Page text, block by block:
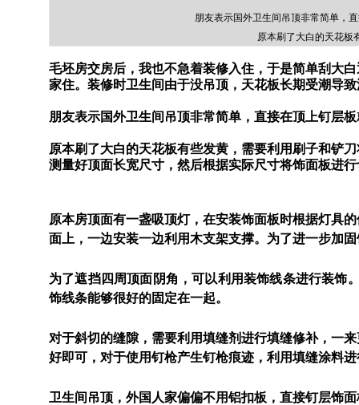
朋友表示国外卫生间吊顶非常简单，
原本刷了大白的天花板
毛坯房交房后，我也不急着装修入住，于是简单刮大
家住。装修时卫生间由于没吊顶，天花板长期受潮导
朋友表示国外卫生间吊顶非常简单，直接在顶上钉层
原本刷了大白的天花板有些发黄，需要利用刷子和铲
测量好顶面长宽尺寸，然后根据实际尺寸将饰面板进
原本房顶面有一盏吸顶灯，在安装饰面板时根据灯具
面上，一边安装一边利用木支架支撑。 为了进一步加
为了遮挡四周顶面阴角，可以利用装饰线条进行装饰
饰线条能够很好的固定在一起。
对于斜切的缝隙，需要利用填缝剂进行填缝修补，一
好即可，对于使用钉枪产生钉枪痕迹，利用填缝涂料
卫生间吊顶，外国人家偏偏不用铝扣板，直接钉层饰